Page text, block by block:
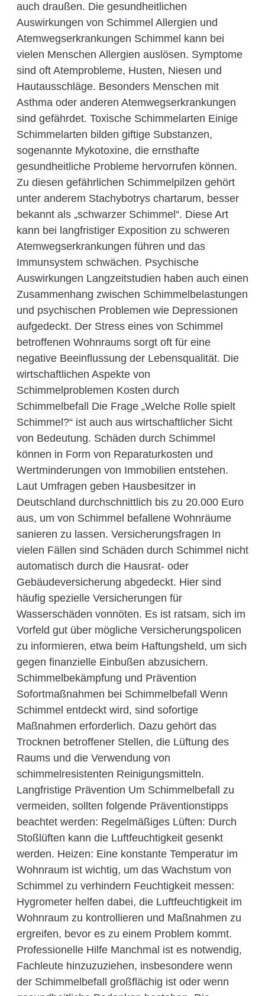
auch draußen. Die gesundheitlichen
Auswirkungen von Schimmel Allergien und
Atemwegserkrankungen Schimmel kann bei
vielen Menschen Allergien auslösen. Symptome
sind oft Atemprobleme, Husten, Niesen und
Hautausschläge. Besonders Menschen mit
Asthma oder anderen Atemwegserkrankungen
sind gefährdet. Toxische Schimmelarten Einige
Schimmelarten bilden giftige Substanzen,
sogenannte Mykotoxine, die ernsthafte
gesundheitliche Probleme hervorrufen können.
Zu diesen gefährlichen Schimmelpilzen gehört
unter anderem Stachybotrys chartarum, besser
bekannt als „schwarzer Schimmel“. Diese Art
kann bei langfristiger Exposition zu schweren
Atemwegserkrankungen führen und das
Immunsystem schwächen. Psychische
Auswirkungen Langzeitstudien haben auch einen
Zusammenhang zwischen Schimmelbelastungen
und psychischen Problemen wie Depressionen
aufgedeckt. Der Stress eines von Schimmel
betroffenen Wohnraums sorgt oft für eine
negative Beeinflussung der Lebensqualität. Die
wirtschaftlichen Aspekte von
Schimmelproblemen Kosten durch
Schimmelbefall Die Frage „Welche Rolle spielt
Schimmel?“ ist auch aus wirtschaftlicher Sicht
von Bedeutung. Schäden durch Schimmel
können in Form von Reparaturkosten und
Wertminderungen von Immobilien entstehen.
Laut Umfragen geben Hausbesitzer in
Deutschland durchschnittlich bis zu 20.000 Euro
aus, um von Schimmel befallene Wohnräume
sanieren zu lassen. Versicherungsfragen In
vielen Fällen sind Schäden durch Schimmel nicht
automatisch durch die Hausrat- oder
Gebäudeversicherung abgedeckt. Hier sind
häufig spezielle Versicherungen für
Wasserschäden vonnöten. Es ist ratsam, sich im
Vorfeld gut über mögliche Versicherungspolicen
zu informieren, etwa beim Haftungsheld, um sich
gegen finanzielle Einbußen abzusichern.
Schimmelbekämpfung und Prävention
Sofortmaßnahmen bei Schimmelbefall Wenn
Schimmel entdeckt wird, sind sofortige
Maßnahmen erforderlich. Dazu gehört das
Trocknen betroffener Stellen, die Lüftung des
Raums und die Verwendung von
schimmelresistenten Reinigungsmitteln.
Langfristige Prävention Um Schimmelbefall zu
vermeiden, sollten folgende Präventionstipps
beachtet werden: Regelmäßiges Lüften: Durch
Stoßlüften kann die Luftfeuchtigkeit gesenkt
werden. Heizen: Eine konstante Temperatur im
Wohnraum ist wichtig, um das Wachstum von
Schimmel zu verhindern Feuchtigkeit messen:
Hygrometer helfen dabei, die Luftfeuchtigkeit im
Wohnraum zu kontrollieren und Maßnahmen zu
ergreifen, bevor es zu einem Problem kommt.
Professionelle Hilfe Manchmal ist es notwendig,
Fachleute hinzuzuziehen, insbesondere wenn
der Schimmelbefall großflächig ist oder wenn